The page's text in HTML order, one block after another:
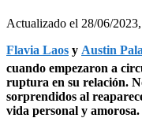
Actualizado el 28/06/
Flavia Laos y Austin
cuando empezaron a
ruptura en su relación.
sorprendidos al
vida personal y